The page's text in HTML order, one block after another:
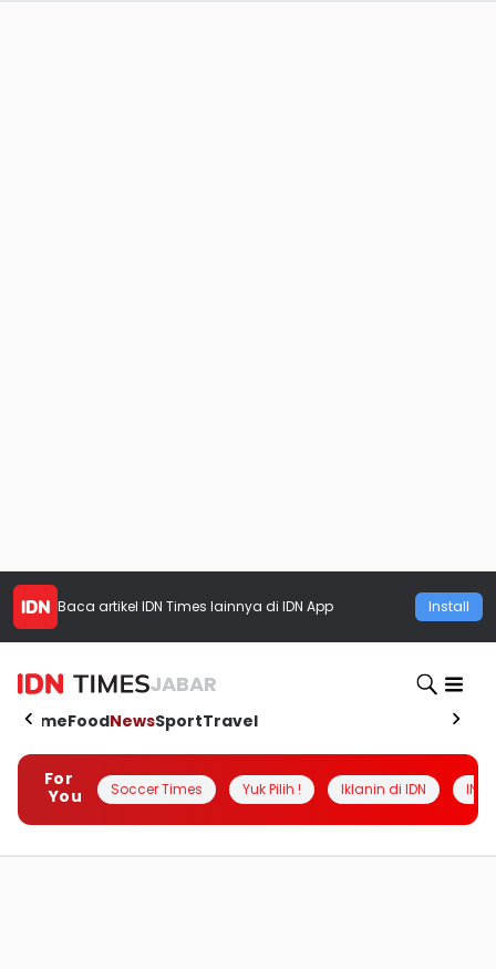
Baca artikel IDN Times lainnya di IDN App Install
JABAR
HomeFoodNewsSportTravel
For
You
Soccer Times Yuk Pilih ! Iklanin di IDN